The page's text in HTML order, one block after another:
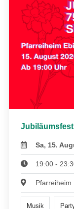
Sa, 15.
19:00 -
Pfarreiheim
Musik